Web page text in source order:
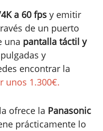
a 60 fps y emitir
de un puerto
una pantalla táctil y
y
encontrar la
unos 1.300€.
ofrece la Panasonic
prácticamente lo